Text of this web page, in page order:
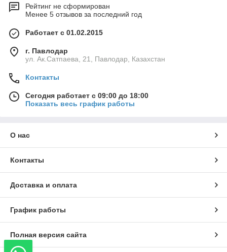
Рейтинг не сформирован
Менее 5 отзывов за последний год
Работает с 01.02.2015
г. Павлодар
ул. Ак.Сатпаева, 21, Павлодар, Казахстан
Контакты
Сегодня работает с 09:00 до 18:00
Показать весь график работы
О нас
Контакты
Доставка и оплата
График работы
Полная версия сайта